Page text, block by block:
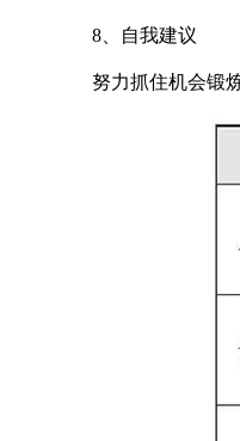
8、自我建议
努力抓住机会锻